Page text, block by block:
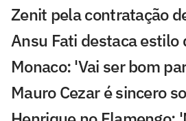
Zenit pela contratação
Ansu Fati destaca estilo
Monaco: 'Vai ser bom
Mauro Cezar é sincero